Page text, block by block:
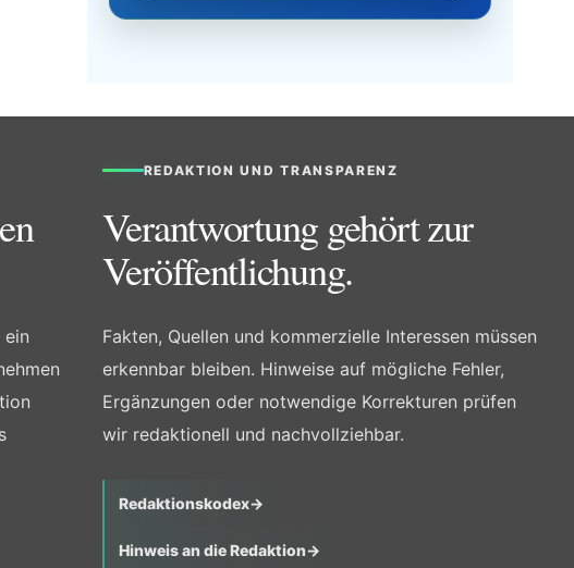
ein
REDAKTION UND TRANSPARENZ
Verantwortung gehört zur
Veröffentlichung.
Fakten, Quellen und kommerzielle Interessen müssen
erkennbar bleiben. Hinweise auf mögliche Fehler,
Ergänzungen oder notwendige Korrekturen prüfen
wir redaktionell und nachvollziehbar.
Redaktionskodex→
Hinweis an die Redaktion→